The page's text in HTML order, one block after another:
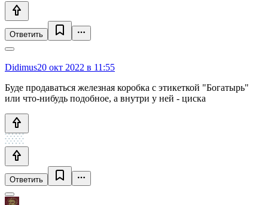
Ответить
Didimus20 окт 2022 в 11:55
Буде продаваться железная коробка с этикеткой "Богатырь"
или что-нибудь подобное, а внутри у ней - циска
Ответить